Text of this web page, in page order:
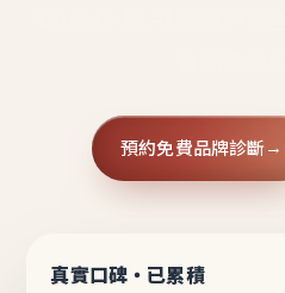
預約免費品牌診斷→
真實口碑・已累積